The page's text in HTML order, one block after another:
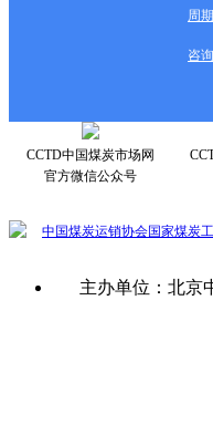
周
咨
CCTD中国煤炭市场网
官方微信公众号
中国煤炭运销协会国家煤炭
主办单位：北京